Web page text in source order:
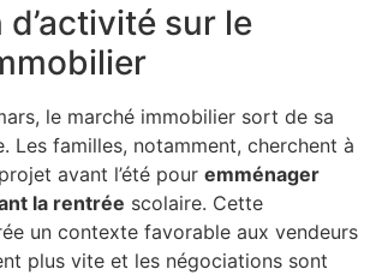
d’activité sur le
le marché immobilier sort de sa
Les familles, notamment, cherchent à
avant l’été pour emménager
la rentrée scolaire. Cette
un contexte favorable aux vendeurs
plus vite et les négociations sont